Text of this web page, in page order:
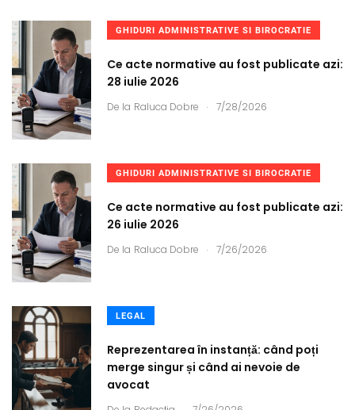
GHIDURI ADMINISTRATIVE SI BIROCRATIE
Ce acte normative au fost publicate azi:
28 iulie 2026
De la Raluca Dobre . 7/28/2026
GHIDURI ADMINISTRATIVE SI BIROCRATIE
Ce acte normative au fost publicate azi:
26 iulie 2026
De la Raluca Dobre . 7/26/2026
LEGAL
Reprezentarea în instanță: când poți
merge singur și când ai nevoie de
avocat
.